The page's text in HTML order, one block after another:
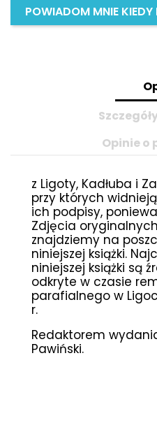
POWIADOM MNIE KIEDY
Opinie o
z Ligoty, Kadłuba i
przy których
ich podpisy,
Zdjęcia
znajdziemy na
niniejszej książki.
niniejszej książki są
odkryte w czasie
parafialnego w
r.
Redaktorem
Pawiński.